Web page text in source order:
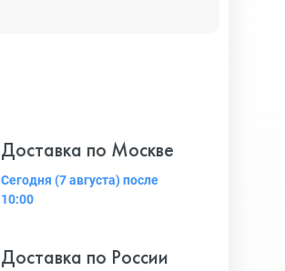
Доставка по Москве
Сегодня (7 августа) после
10:00
Доставка по России